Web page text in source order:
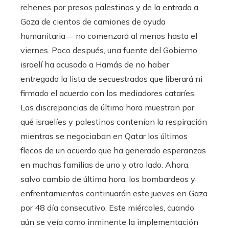
rehenes por presos palestinos y de la entrada a
Gaza de cientos de camiones de ayuda
humanitaria― no comenzará al menos hasta el
viernes. Poco después, una fuente del Gobierno
israelí ha acusado a Hamás de no haber
entregado la lista de secuestrados que liberará ni
firmado el acuerdo con los mediadores cataríes.
Las discrepancias de última hora muestran por
qué israelíes y palestinos contenían la respiración
mientras se negociaban en Qatar los últimos
flecos de un acuerdo que ha generado esperanzas
en muchas familias de uno y otro lado. Ahora,
salvo cambio de última hora, los bombardeos y
enfrentamientos continuarán este jueves en Gaza
por 48 día consecutivo. Este miércoles, cuando
aún se veía como inminente la implementación